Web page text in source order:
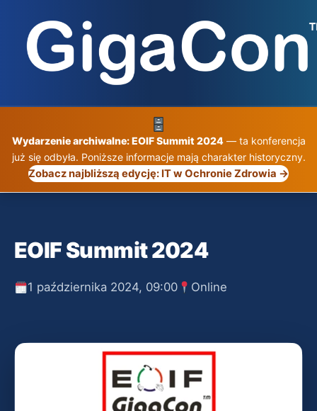
treści
Wydarzenie archiwalne: EOIF Summit 2024— ta konferencja
już się odbyła. Poniższe informacje mają charakter historyczny.
Zobacz najbliższą edycję: IT w Ochronie Zdrowia →
EOIF Summit 2024
1 października 2024, 09:00 Online